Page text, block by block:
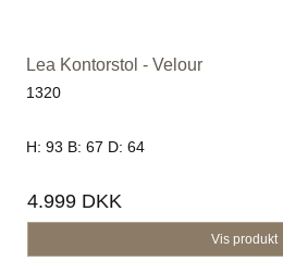
Lea Kontorstol - Velour
1320
H: 93 B: 67 D: 64
4.999 DKK
Vis produkt